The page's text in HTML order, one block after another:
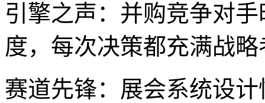
引擎之声：并购竞争对
度，每次决策都充满战略
赛道先锋：展会系统设